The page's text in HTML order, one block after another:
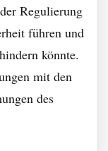
Regulierung
führen und
könnte.
mit den
des